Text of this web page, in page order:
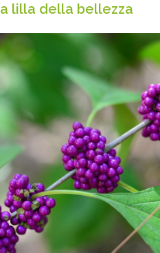
lilla della bellezza